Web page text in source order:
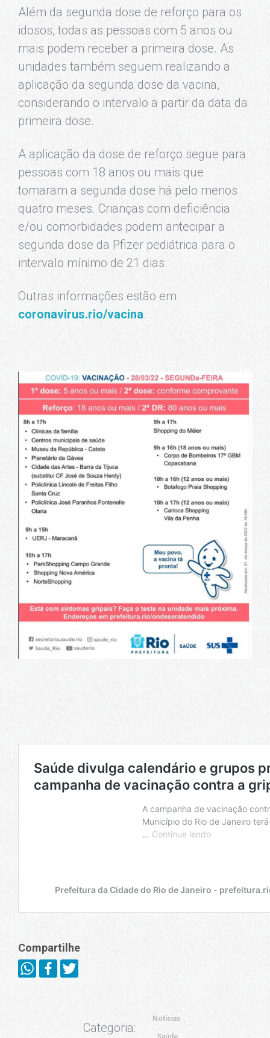
Além da segunda dose de reforço para os
idosos, todas as pessoas com 5 anos ou
mais podem receber a primeira dose. As
unidades também seguem realizando a
aplicação da segunda dose da vacina,
considerando o intervalo a partir da data da
primeira dose.
A aplicação da dose de reforço segue para
pessoas com 18 anos ou mais que
tomaram a segunda dose há pelo menos
quatro meses. Crianças com deficiência
e/ou comorbidades podem antecipar a
segunda dose da Pfizer pediátrica para o
intervalo mínimo de 21 dias.
Outras informações estão em
coronavirus.rio/vacina.
Compartilhe
Categoria:
Notícias